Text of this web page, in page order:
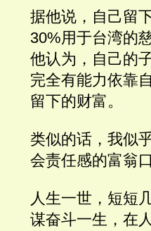
据他说，自己留
30%用于台湾的
他认为，自己的
完全有能力依靠
留下的财富。
类似的话，我似
会责任感的富翁
人生一世，短短
谋奋斗一生，在